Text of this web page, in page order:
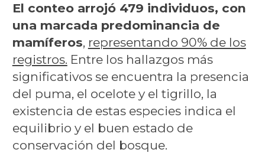
El conteo arrojó 479 individuos, con
una marcada predominancia de
mamíferos, representando 90% de los
registros. Entre los hallazgos más
significativos se encuentra la presencia
del puma, el ocelote y el tigrillo, la
existencia de estas especies indica el
equilibrio y el buen estado de
conservación del bosque.